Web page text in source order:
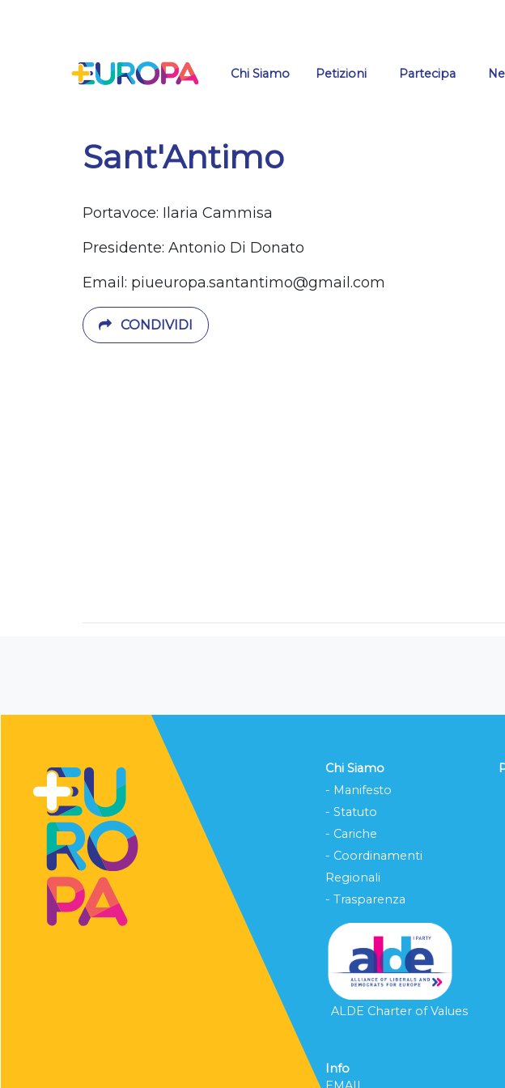
Chi Siamo Petizioni Partecipa
Sant'Antimo
Portavoce: Ilaria Cammisa
Presidente: Antonio Di Donato
Email: piueuropa.santantimo@gmail.com
CONDIVIDI
Chi Siamo
- Manifesto
- Statuto
- Cariche
- Coordinamenti
Regionali
- Trasparenza
ALDE Charter of Values
Info